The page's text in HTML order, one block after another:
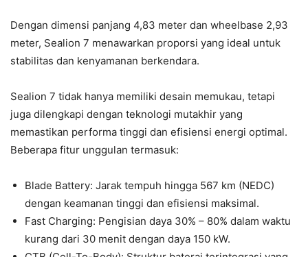
Dengan dimensi panjang 4,83 meter dan wheelbase 2,93
meter, Sealion 7 menawarkan proporsi yang ideal untuk
stabilitas dan kenyamanan berkendara.
Sealion 7 tidak hanya memiliki desain memukau, tetapi
juga dilengkapi dengan teknologi mutakhir yang
memastikan performa tinggi dan efisiensi energi optimal.
Beberapa fitur unggulan termasuk:
Blade Battery: Jarak tempuh hingga 567 km (NEDC)
dengan keamanan tinggi dan efisiensi maksimal.
Fast Charging: Pengisian daya 30% – 80% dalam waktu
kurang dari 30 menit dengan daya 150 kW.